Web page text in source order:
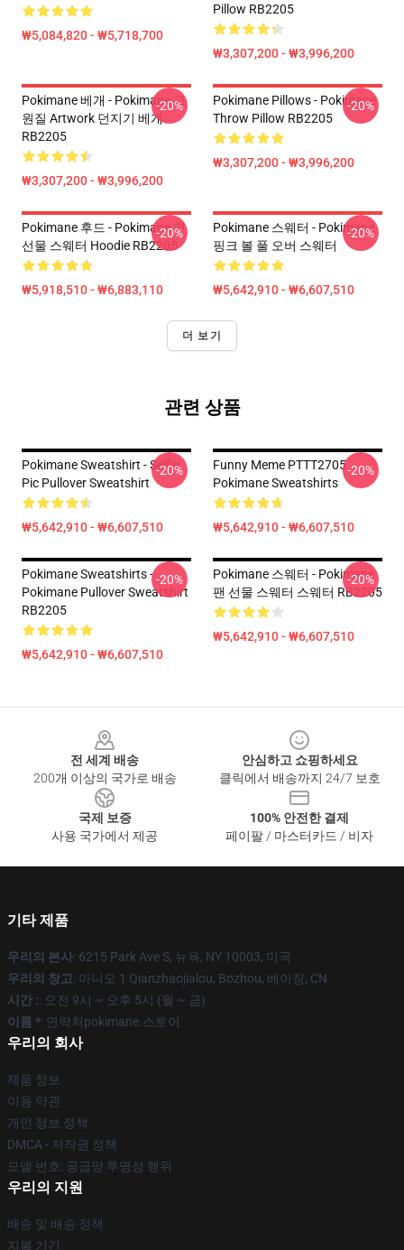
₩5,084,820 - ₩5,718,700
Pillow RB2205
₩3,307,200 - ₩3,996,200
Pokimane 베개 - Pokimane 교
원질 Artwork 던지기 베개
RB2205
₩3,307,200 - ₩3,996,200
-20%
Pokimane Pillows - Pokimane
Throw Pillow RB2205
₩3,307,200 - ₩3,996,200
-20%
Pokimane 후드 - Pokimane 팬
선물 스웨터 Hoodie RB2205
₩5,918,510 - ₩6,883,110
-20%
Pokimane 스웨터 - Pokimane
핑크 볼 풀 오버 스웨터
₩5,642,910 - ₩6,607,510
-20%
더 보기
관련 상품
Pokimane Sweatshirt - Selfie
Pic Pullover Sweatshirt
₩5,642,910 - ₩6,607,510
-20%
Funny Meme PTTT2705
Pokimane Sweatshirts
₩5,642,910 - ₩6,607,510
-20%
Pokimane Sweatshirts -
Pokimane Pullover Sweatshirt
RB2205
₩5,642,910 - ₩6,607,510
-20%
Pokimane 스웨터 - Pokimane
팬 선물 스웨터 스웨터 RB2205
₩5,642,910 - ₩6,607,510
-20%
전 세계 배송
200개 이상의 국가로 배송
안심하고 쇼핑하세요
클릭에서 배송까지 24/7 보호
국제 보증
사용 국가에서 제공
100% 안전한 결제
페이팔 / 마스터카드 / 비자
기타 제품
우리의 본사: 6215 Park Ave S, 뉴욕, NY 10003, 미국
우리의 창고: 아니오 1 Qianzhaojialou, Bozhou, 베이징, CN
시간 :: 오전 9시 ~ 오후 5시 (월 ~ 금)
이름 *: 연락처pokimane.스토어
우리의 회사
제품 정보
이용 약관
개인 정보 정책
DMCA - 저작권 정책
모델 번호: 공급망 투명성 행위
우리의 지원
배송 및 배송 정책
지불 기간